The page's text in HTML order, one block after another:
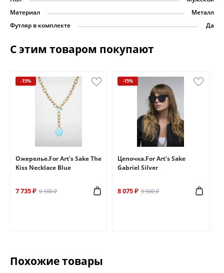
Материал
Металл
Футляр в комплекте
Да
С этим товаром покупают
-15%
Ожерелье.For Art's Sake The
Kiss Necklace Blue
7 735 ₽ 9 100 ₽
-15%
Цепочка.For Art's Sake
Gabriel Silver
8 075 ₽ 9 500 ₽
Похожие товары